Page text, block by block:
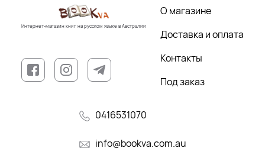
Интернет-магазин книг на русском языке в Австралии
О магазине
Доставка и оплата
Контакты
Под заказ
0416531070
info@bookva.com.au